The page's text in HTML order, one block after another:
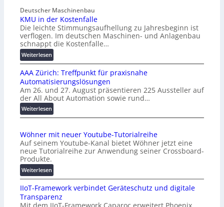
Deutscher Maschinenbau
KMU in der Kostenfalle
Die leichte Stimmungsaufhellung zu Jahresbeginn ist
verflogen. Im deutschen Maschinen- und Anlagenbau
schnappt die Kostenfalle…
Weiterlesen:
K
M
U
i
n
d
e
K
o
s
e
n
f
a
AAA Zürich: Treffpunkt für praxisnahe
Automatisierungslösungen
Am 26. und 27. August präsentieren 225 Aussteller auf
der All About Automation sowie rund…
Weiterlesen:
A
A
Z
ü
i
c
h
:
Wöhner mit neuer Youtube-Tutorialreihe
Auf seinem Youtube-Kanal bietet Wöhner jetzt eine
neue Tutorialreihe zur Anwendung seiner Crossboard-
Produkte.
Weiterlesen:
W
ö
h
n
IIoT-Framework verbindet Geräteschutz und digitale
Transparenz
Mit dem IIoT-Framework Caparoc erweitert Phoenix